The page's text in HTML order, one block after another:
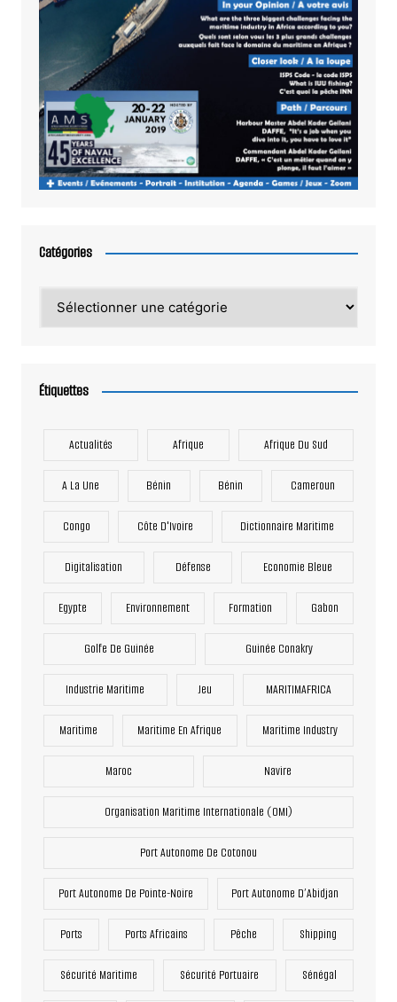
Catégories
Étiquettes
Actualités Afrique Afrique Du Sud
A La Une Bénin Bénin Cameroun
Congo Côte D'Ivoire Dictionnaire Maritime
Digitalisation Défense Economie Bleue
Egypte Environnement Formation Gabon
Golfe De Guinée Guinée Conakry
Industrie Maritime Jeu MARITIMAFRICA
Maritime Maritime En Afrique Maritime Industry
Maroc Navire
Organisation Maritime Internationale (OMI)
Port Autonome De Cotonou
Port Autonome De Pointe-Noire Port Autonome D’Abidjan
Ports Ports Africains Pêche Shipping
Sécurité Maritime Sécurité Portuaire Sénégal